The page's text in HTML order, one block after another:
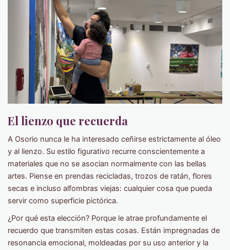
El lienzo que recuerda
A Osorio nunca le ha interesado ceñirse estrictamente al óleo
y al lienzo. Su estilo figurativo recurre conscientemente a
materiales que no se asocian normalmente con las bellas
artes. Piense en prendas recicladas, trozos de ratán, flores
secas e incluso alfombras viejas: cualquier cosa que pueda
servir como superficie pictórica.
¿Por qué esta elección? Porque le atrae profundamente el
recuerdo que transmiten estas cosas. Están impregnadas de
resonancia emocional, moldeadas por su uso anterior y la